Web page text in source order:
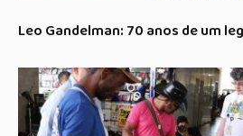
Leo Gandelman: 70 anos de um